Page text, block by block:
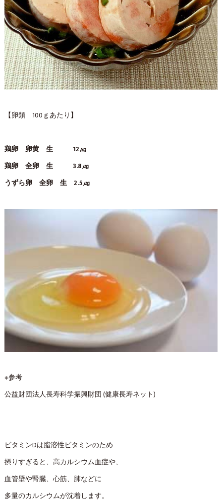
【卵類 100ｇあたり】
鶏卵 卵黄 生 12㎍
鶏卵 全卵 生 3.8㎍
うずら卵 全卵 生 2.5㎍
※参考
公益財団法人長寿科学振興財団 (健康長寿ネット)
ビタミンDは脂溶性ビタミンのため
摂りすぎると、高カルシウム血症や、
血管壁や腎臓、心筋、肺などに
多量のカルシウムが沈着します。